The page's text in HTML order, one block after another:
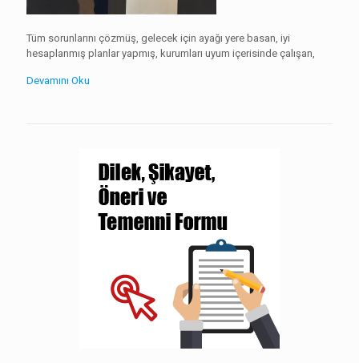
Tüm sorunlarını çözmüş, gelecek için ayağı yere basan, iyi
hesaplanmış planlar yapmış, kurumları uyum içerisinde çalışan,
Devamını Oku